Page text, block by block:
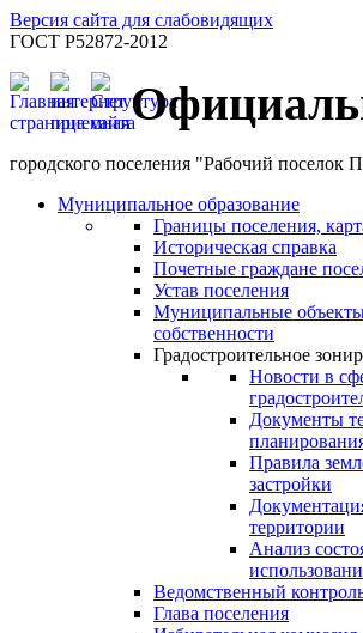
Версия сайта для слабовидящих
ГОСТ Р52872-2012
городского поселения "Рабочий поселок
Муниципальное образование
Границы поселения,
Историческая справка
Почетные граждане
Устав поселения
Муниципальные
собственности
Градостроительное
Новости в
Документы
Правила
застройки
территории
Анализ
Ведомственный
Глава поселения